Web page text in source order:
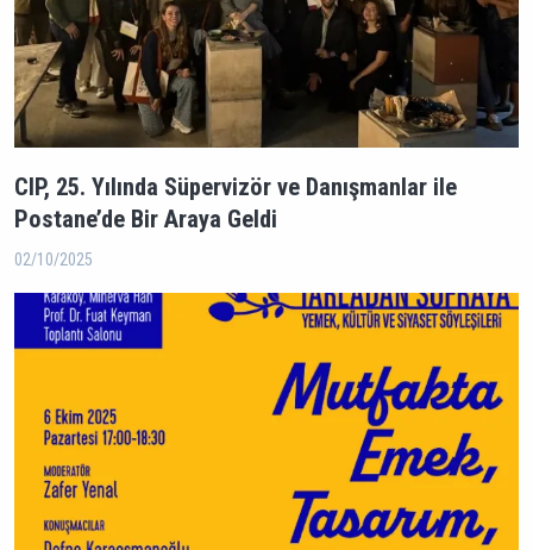
CIP, 25. Yılında Süpervizör ve Danışmanlar ile
Postane’de Bir Araya Geldi
02/10/2025